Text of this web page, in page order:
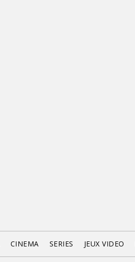
CINEMA SERIES JEUX VIDEO